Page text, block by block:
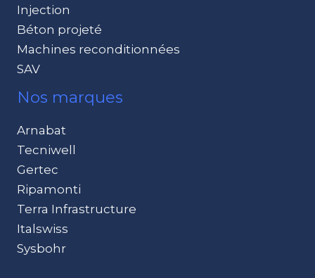
Injection
Béton projeté
Machines reconditionnées
SAV
Nos marques
Arnabat
Tecniwell
Gertec
Ripamonti
Terra Infrastructure
Italswiss
Sysbohr